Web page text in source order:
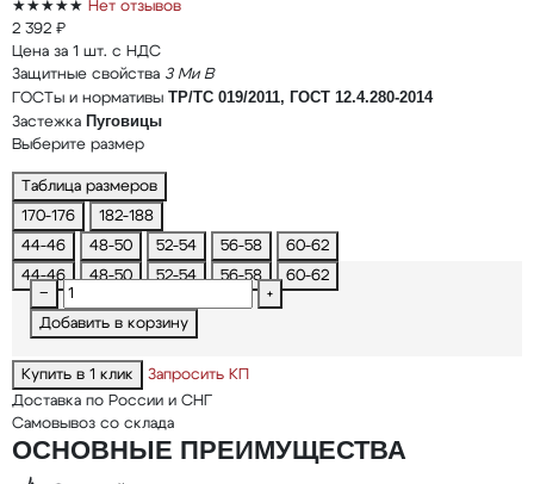
★★★★★ Нет отзывов
2 392 ₽
Цена за 1 шт. с НДС
Защитные свойства З Ми В
ГОСТы и нормативы ТР/ТС 019/2011, ГОСТ 12.4.280-2014
Застежка Пуговицы
Выберите размер
Таблица размеров
170-176
182-188
44-46
48-50 52-54 56-58
60-62
44-46
48-50 52-54 56-58
60-62
−
+
Добавить в корзину
Купить в 1 клик
Запросить КП
Доставка по России и СНГ
Самовывоз со склада
ОСНОВНЫЕ ПРЕИМУЩЕСТВА